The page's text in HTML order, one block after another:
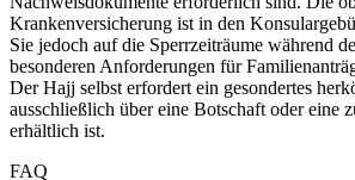
Krankenversicherung ist in den
Sie jedoch auf die Sperrzeiträume während
besonderen Anforderungen für
Der Hajj selbst erfordert ein gesondertes
ausschließlich über eine Botschaft oder eine
erhältlich ist.
FAQ